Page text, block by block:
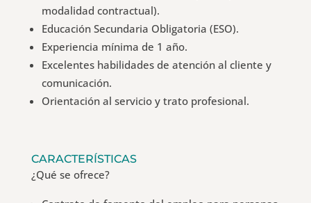
modalidad contractual).
Educación Secundaria Obligatoria (ESO).
Experiencia mínima de 1 año.
Excelentes habilidades de atención al cliente y
comunicación.
Orientación al servicio y trato profesional.
CARACTERÍSTICAS
¿Qué se ofrece?